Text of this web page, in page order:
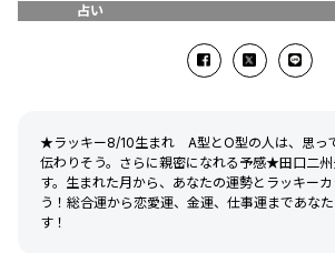
占い
★ラッキー8/10生まれ A型とO型の人は、思っ
伝わりそう。さらに親密になれる予感★田口二
す。生まれた月から、あなたの運勢とラッキー
う！総合運から恋愛運、金運、仕事運まであな
す！